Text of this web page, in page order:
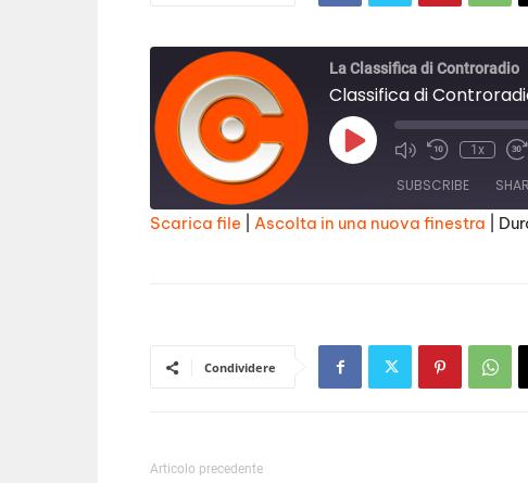
La Classifica di Controradio
Classifica di
Play
Episode
1x
SUBSCRIBE
Scarica file Ascolta in una nuova finestra
Condividere
Articolo precedente